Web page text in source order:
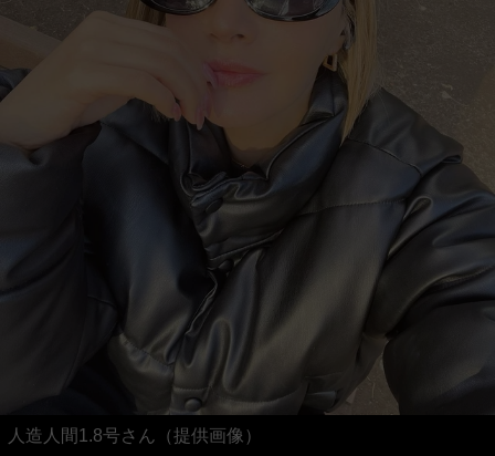
人造人間1.8号さん（提供画像）